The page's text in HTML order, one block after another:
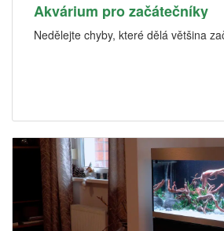
Akvárium pro začátečníky
Nedělejte chyby, které dělá většina